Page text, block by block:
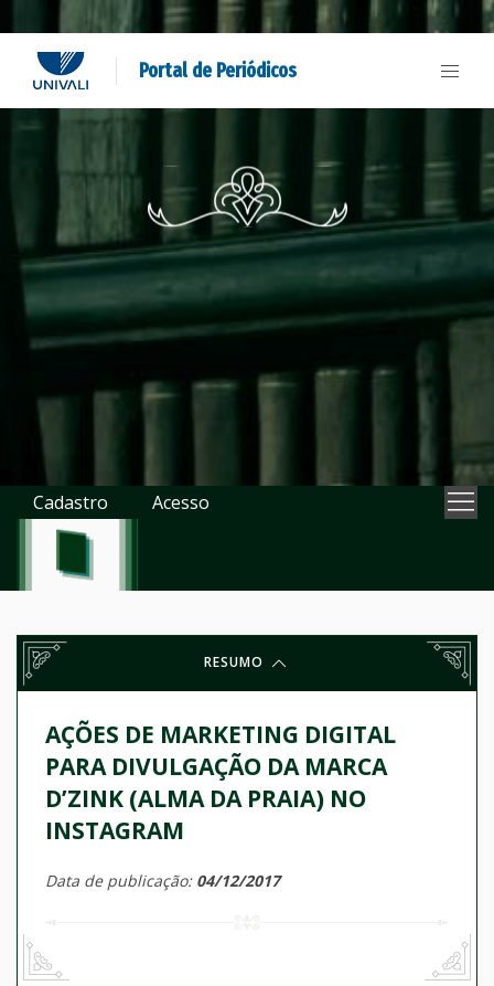
Portal de Periódicos
Cadastro Acesso
RESUMO
AÇÕES DE MARKETING DIGITAL
PARA DIVULGAÇÃO DA MARCA
D’ZINK (ALMA DA PRAIA) NO
INSTAGRAM
Data de publicação: 04/12/2017